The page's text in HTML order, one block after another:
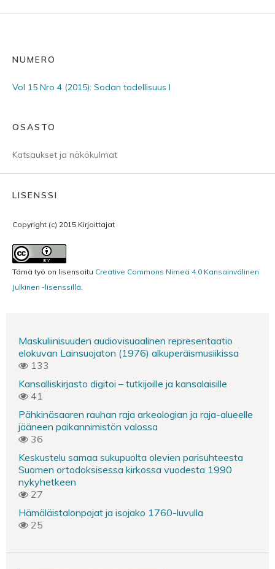
NUMERO
Vol 15 Nro 4 (2015): Sodan todellisuus I
OSASTO
Katsaukset ja näkökulmat
LISENSSI
Copyright (c) 2015 Kirjoittajat
Tämä työ on lisensoitu Creative Commons Nimeä 4.0 Kansainvälinen
Julkinen -lisenssillä.
Maskuliinisuuden audiovisuaalinen representaatio
elokuvan Lainsuojaton (1976) alkuperäismusiikissa
133
Kansalliskirjasto digitoi – tutkijoille ja kansalaisille
41
Pähkinäsaaren rauhan raja arkeologian ja raja-alueelle
jääneen paikannimistön valossa
36
Keskustelu samaa sukupuolta olevien parisuhteesta
Suomen ortodoksisessa kirkossa vuodesta 1990
nykyhetkeen
27
Hämäläistalonpojat ja isojako 1760-luvulla
25